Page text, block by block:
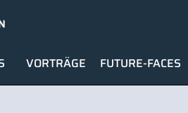
VORTRÄGE FUTURE-FACES